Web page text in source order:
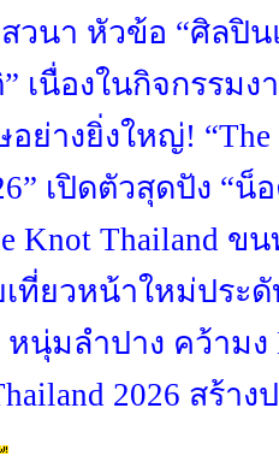
วนา หัวข้อ “ศิลปิ
เนื่องในกิจกรรม
ย่างยิ่งใหญ่! “The
เปิดตัวสุดปัง “
Knot Thailand
เที่ยวหน้าใหม่ประ
นุ่มลำปาง คว้ามง
2026 สร้า